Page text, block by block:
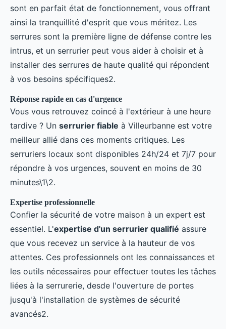
sont en parfait état de fonctionnement, vous offrant
ainsi la tranquillité d'esprit que vous méritez. Les
serrures sont la première ligne de défense contre les
intrus, et un serrurier peut vous aider à choisir et à
installer des serrures de haute qualité qui répondent
à vos besoins spécifiques2.
Réponse rapide en cas d'urgence
Vous vous retrouvez coincé à l'extérieur à une heure
tardive ? Un serrurier fiable à Villeurbanne est votre
meilleur allié dans ces moments critiques. Les
serruriers locaux sont disponibles 24h/24 et 7j/7 pour
répondre à vos urgences, souvent en moins de 30
minutes\1\2.
Expertise professionnelle
Confier la sécurité de votre maison à un expert est
essentiel. L'expertise d'un serrurier qualifié assure
que vous recevez un service à la hauteur de vos
attentes. Ces professionnels ont les connaissances et
les outils nécessaires pour effectuer toutes les tâches
liées à la serrurerie, desde l'ouverture de portes
jusqu'à l'installation de systèmes de sécurité
avancés2.